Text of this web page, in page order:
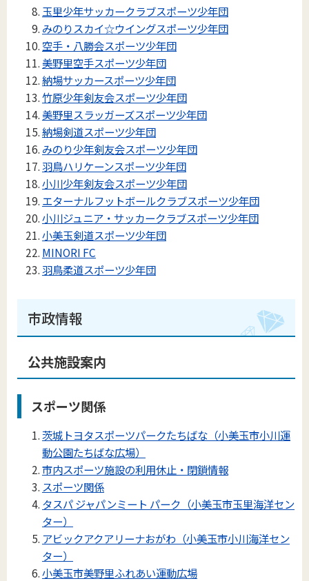
玉里少年サッカークラブスポーツ少年団
みのりスカイ☆ウイングスポーツ少年団
空手・八勝会スポーツ少年団
美野里空手スポーツ少年団
納場サッカースポーツ少年団
竹原少年剣友会スポーツ少年団
美野里スラッガーズスポーツ少年団
納場剣道スポーツ少年団
みのり少年剣友会スポーツ少年団
羽鳥ハリケーンスポーツ少年団
小川少年剣友会スポーツ少年団
エターナルフットボールクラブスポーツ少年団
小川ジュニア・サッカークラブスポーツ少年団
小美玉剣道スポーツ少年団
MINORI FC
羽鳥柔道スポーツ少年団
市政情報
公共施設案内
スポーツ関係
茨城トヨタスポーツパークたちばな（小美玉市小川運
動公園たちばな広場）
市内スポーツ施設の利用休止・閉鎖情報
スポーツ関係
タスパ ジャパンミート パーク（小美玉市玉里海洋セン
ター）
アビックアクアリーナおがわ（小美玉市小川海洋セン
ター）
小美玉市美野里ふれあい運動広場